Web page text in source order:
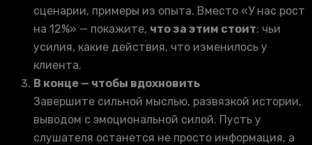
сценарии, примеры из опыта. Вместо «У нас рост
на 12%» — покажите, что за этим стоит: чьи
усилия, какие действия, что изменилось у
клиента.
В конце — чтобы вдохновить
Завершите сильной мыслью, развязкой истории,
выводом с эмоциональной силой. Пусть у
слушателя останется не просто информация, а